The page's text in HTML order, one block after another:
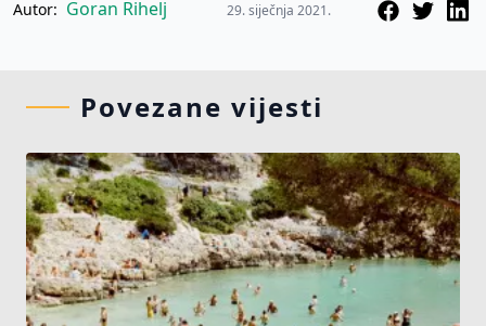
Autor: Goran Rihelj 29. siječnja 2021.
Povezane vijesti